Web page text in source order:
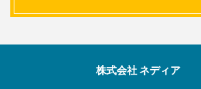
株式会社 ネディア